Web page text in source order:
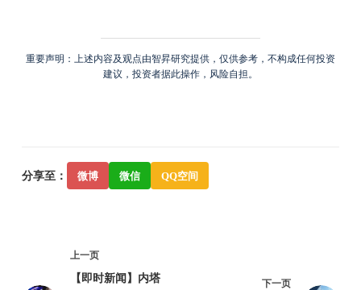
重要声明：上述内容及观点由智昇研究提供，仅供参考，不构成任何投资
建议，投资者据此操作，风险自担。
分享至： 微博 微信 QQ空间
上一页
【即时新闻】内塔
下一页